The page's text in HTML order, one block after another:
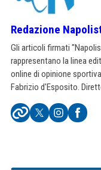
Redazione
Gli articoli firmati
rappresentano la linea
online di opinione
Fabrizio d'Esposito.